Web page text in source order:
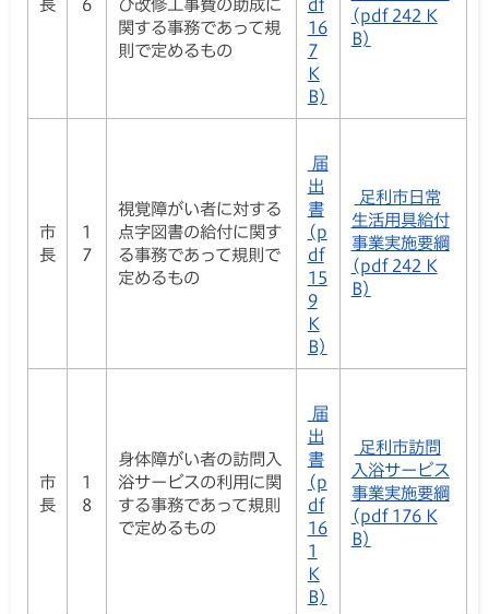
長 6
び改修工事費の助成に
関する事務であって規
則で定めるもの
df
16
7
K
B)
(pdf 242 K
B)
市
長
1
7
視覚障がい者に対する
点字図書の給付に関す
る事務であって規則で
定めるもの
届
出
書
(p
df
15
9
K
B)
足利市日常
生活用具給付
事業実施要綱
(pdf 242 K
B)
市
長
1
8
身体障がい者の訪問入
浴サービスの利用に関
する事務であって規則
で定めるもの
届
出
書
(p
df
16
1
K
B)
足利市訪問
入浴サービス
事業実施要綱
(pdf 176 K
B)